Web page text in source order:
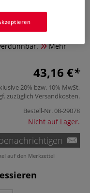
beim Anlegen von
Oxyd und
Mehr
43,16 €
20% bzw. 10% MwSt,
zuzüglich Versandkosten.
Bestell-Nr.08-29078
Nicht auf Lager.
auf den Merkzettel